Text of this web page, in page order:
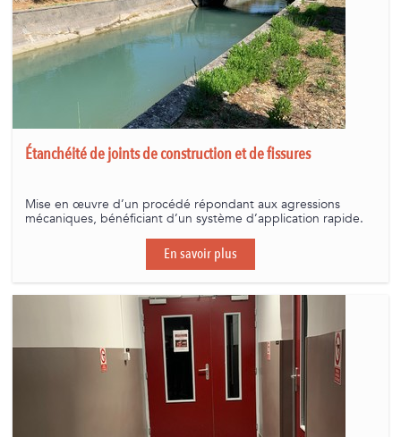
Étanchéité de joints de construction et de fissures
Mise en œuvre d’un procédé répondant aux agressions
mécaniques, bénéficiant d’un système d’application rapide.
En savoir plus